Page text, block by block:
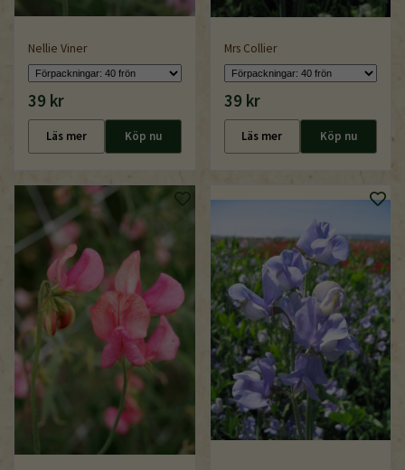
Nellie Viner
39 kr
Läs mer Köp nu
Mrs Collier
39 kr
Läs mer Köp nu